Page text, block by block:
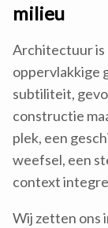
milieu
Architectuur is
oppervlakkige
subtiliteit,
constructie
plek, een
weefsel, een
context
Wij zetten ons